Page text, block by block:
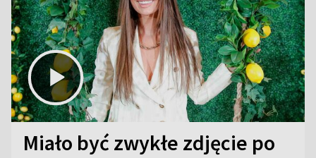
Miało być zwykłe zdjęcie po